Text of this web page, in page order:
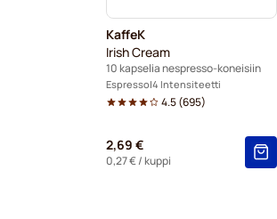
KaffeK
Irish Cream
10 kapselia nespresso-koneisiin
Espresso 4 Intensiteetti
4.5(695)
2,69 €
0,27 €/ kuppi